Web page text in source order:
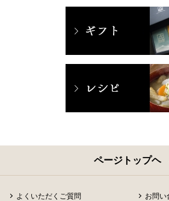
ページトップヘ
よくいただくご質問 お問い